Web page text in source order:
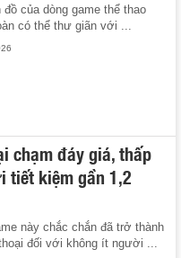
đồ của dòng game thể thao
có thể thư giãn với ...
chạm đáy giá, thấp
tiết kiệm gần 1,2
này chắc chắn đã trở thành
đối với không ít người ...